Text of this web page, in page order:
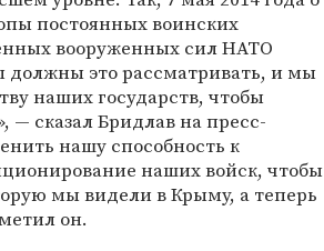
постоянных воинских
вооруженных сил НАТО
это рассматривать, и мы
наших государств, чтобы
— сказал Бридлав на пресс-
нашу способность к
наших войск, чтобы
мы видели в Крыму, а теперь
он.